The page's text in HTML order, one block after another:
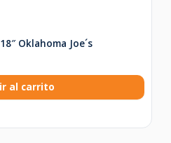
Oklahoma Joe´s
al carrito